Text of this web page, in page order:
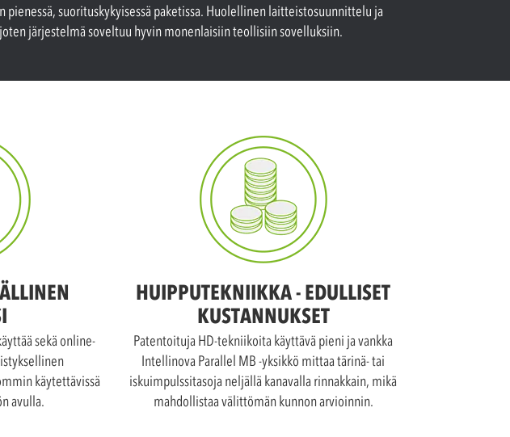
suorituskykyisessä paketissa. Huolellinen laitteistosuunnittelu ja
järjestelmä soveltuu hyvin monenlaisiin teollisiin sovelluksiin.
sekä online-
käytettävissä
avulla.
HUIPPUTEKNIIKKA - EDULLISET
KUSTANNUKSET
Patentoituja HD-tekniikoita käyttävä pieni ja vankka
Intellinova Parallel MB -yksikkö mittaa tärinä- tai
iskuimpulssitasoja neljällä kanavalla rinnakkain, mikä
mahdollistaa välittömän kunnon arvioinnin.